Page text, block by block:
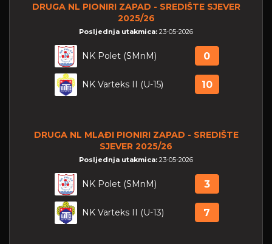
DRUGA NL PIONIRI ZAPAD - SREDIŠTE SJEVER
2025/26
Posljednja utakmica: 23-05-2026
NK Polet (SMnM) 0
NK Varteks II (U-15) 10
DRUGA NL MLAĐI PIONIRI ZAPAD - SREDIŠTE
SJEVER 2025/26
Posljednja utakmica: 23-05-2026
NK Polet (SMnM) 3
NK Varteks II (U-13) 7